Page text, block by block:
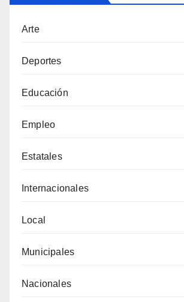
Arte
Deportes
Educación
Empleo
Estatales
Internacionales
Local
Municipales
Nacionales